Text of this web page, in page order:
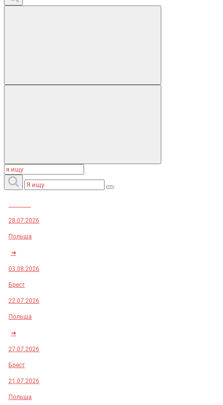
28.07.2026
Польша
➜
03.08.2026
Брест
22.07.2026
Польша
➜
27.07.2026
Брест
21.07.2026
Польша